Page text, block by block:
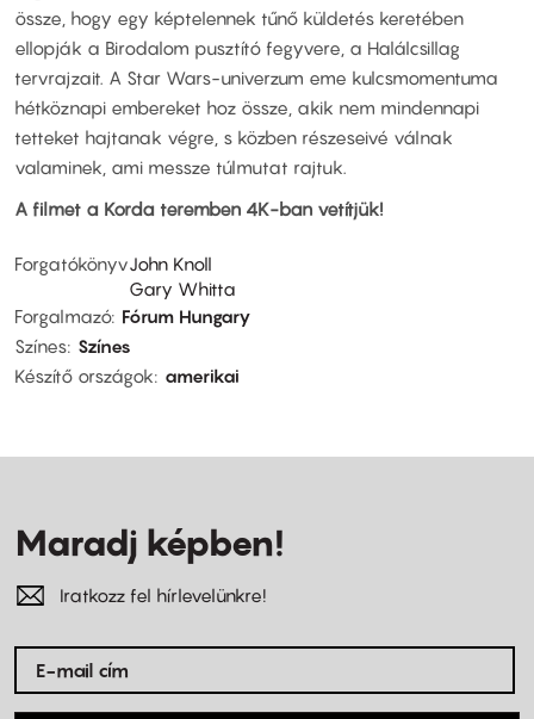
össze, hogy egy képtelennek tűnő küldetés keretében
ellopják a Birodalom pusztító fegyvere, a Halálcsillag
tervrajzait. A Star Wars-univerzum eme kulcsmomentuma
hétköznapi embereket hoz össze, akik nem mindennapi
tetteket hajtanak végre, s közben részeseivé válnak
valaminek, ami messze túlmutat rajtuk.
A filmet a Korda teremben 4K-ban vetítjük!
ForgatókönyvJohn Knoll
Gary Whitta
Forgalmazó Fórum Hungary
Színes Színes
Készítő országok
amerikai
Maradj képben!
Iratkozz fel hírlevelünkre!